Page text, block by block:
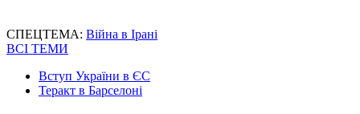
СПЕЦТЕМА: Війна в Ірані
ВСІ ТЕМИ
Вступ України в ЄС
Теракт в Барселоні